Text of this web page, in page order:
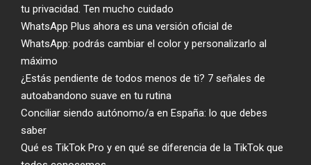
tu privacidad. Ten mucho cuidado
WhatsApp Plus ahora es una versión oficial de
WhatsApp: podrás cambiar el color y personalizarlo al
máximo
¿Estás pendiente de todos menos de ti? 7 señales de
autoabandono suave en tu rutina
Conciliar siendo autónomo/a en España: lo que debes
saber
Qué es TikTok Pro y en qué se diferencia de la TikTok que